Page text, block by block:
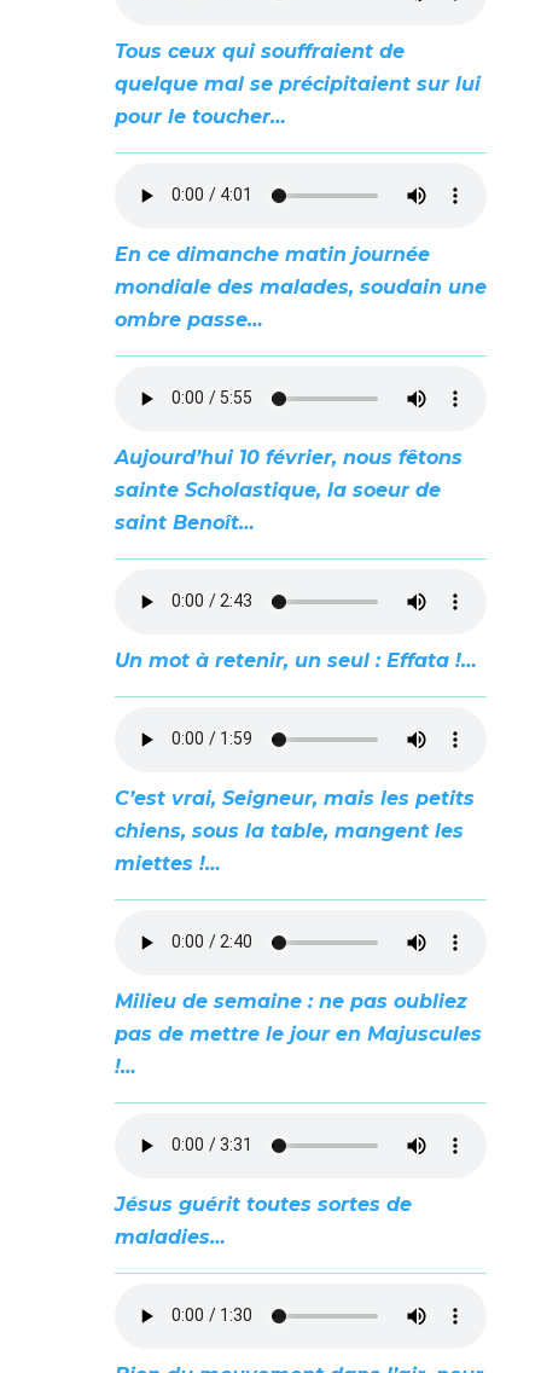
Tous ceux qui souffraient de
quelque mal se précipitaient sur lui
pour le toucher…
En ce dimanche matin journée
mondiale des malades, soudain une
ombre passe…
Aujourd’hui 10 février, nous fêtons
sainte Scholastique, la soeur de
saint Benoît…
Un mot à retenir, un seul : Effata !…
C’est vrai, Seigneur, mais les petits
chiens, sous la table, mangent les
miettes !…
Milieu de semaine : ne pas oubliez
pas de mettre le jour en Majuscules
!…
Jésus guérit toutes sortes de
maladies…